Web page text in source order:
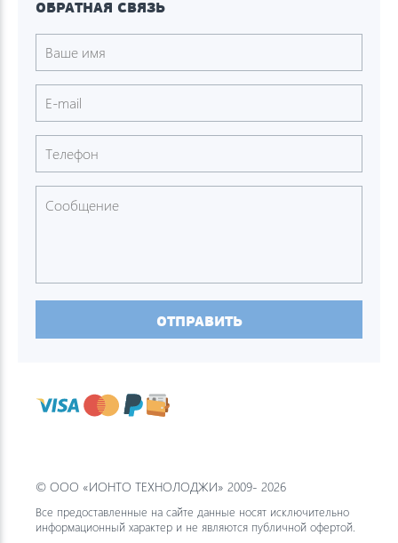
ОБРАТНАЯ СВЯЗЬ
ОТПРАВИТЬ
© ООО «ИОНТО ТЕХНОЛОДЖИ» 2009- 2026
Все предоставленные на сайте данные носят исключительно
информационный характер и не являются публичной офертой.